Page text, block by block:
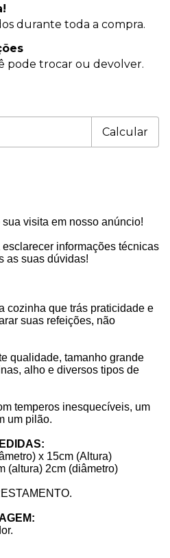
durante toda a compra.
pode trocar ou devolver.
Calcular
visita em nosso anúncio!
informações técnicas
as suas dúvidas!
cozinha que trás praticidade e
suas refeições, não
qualidade, tamanho grande
alho e diversos tipos de
temperos inesquecíveis, um
um pilão.
x 15cm (Altura)
(altura) 2cm (diâmetro)